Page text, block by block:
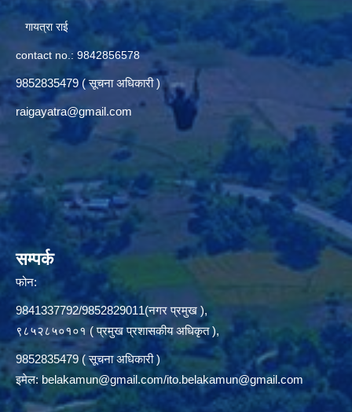
गायत्रा राई
contact no.: 9842856578
9852835479 ( सूचना अधिकारी )
raigayatra@gmail.com
सम्पर्क
फोन:
9841337792/9852829011(नगर प्रमुख ),
९८५२८५०१०१ ( प्रमुख प्रशासकीय अधिकृत ),
9852835479 ( सूचना अधिकारी )
इमेल:belakamun@gmail.com/ito.belakamun@gmail.com